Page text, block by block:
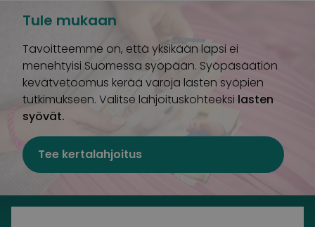
Tule mukaan
Tavoitteemme on, että yksikään lapsi ei
menehtyisi Suomessa syöpään. Syöpäsäätiön
kevätvetoomus kerää varoja lasten syöpien
tutkimukseen. Valitse lahjoituskohteeksi lasten
syövät.
Tee kertalahjoitus